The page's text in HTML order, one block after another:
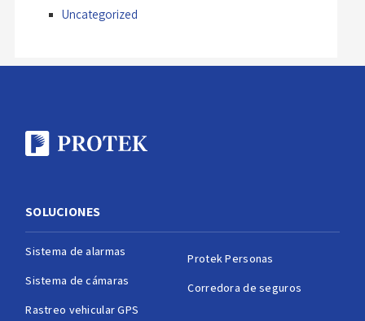
Uncategorized
SOLUCIONES
Sistema de alarmas
Sistema de cámaras
Rastreo vehicular GPS
Protek Personas
Corredora de seguros